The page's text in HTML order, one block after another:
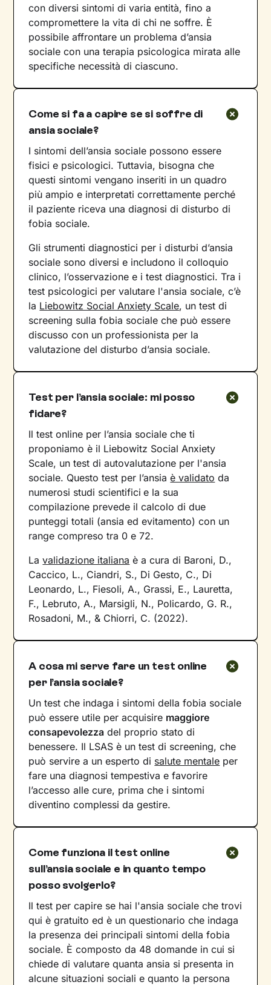
con diversi sintomi di varia entità, fino a
compromettere la vita di chi ne soffre. È
possibile affrontare un problema d’ansia
sociale con una terapia psicologica mirata alle
specifiche necessità di ciascuno.
Come si fa a capire se si soffre di
ansia sociale?
I sintomi dell’ansia sociale possono essere
fisici e psicologici. Tuttavia, bisogna che
questi sintomi vengano inseriti in un quadro
più ampio e interpretati correttamente perché
il paziente riceva una diagnosi di disturbo di
fobia sociale.
Gli strumenti diagnostici per i disturbi d’ansia
sociale sono diversi e includono il colloquio
clinico, l’osservazione e i test diagnostici. Tra i
test psicologici per valutare l'ansia sociale, c’è
la Liebowitz Social Anxiety Scale, un test di
screening sulla fobia sociale che può essere
discusso con un professionista per la
valutazione del disturbo d’ansia sociale.
Test per l’ansia sociale: mi posso
fidare?
Il test online per l’ansia sociale che ti
proponiamo è il Liebowitz Social Anxiety
Scale, un test di autovalutazione per l'ansia
sociale. Questo test per l’ansiaè validato da
numerosi studi scientifici e la sua
compilazione prevede il calcolo di due
punteggi totali (ansia ed evitamento) con un
range compreso tra 0 e 72.
Lavalidazione italiana è a cura di Baroni, D.,
Caccico, L., Ciandri, S., Di Gesto, C., Di
Leonardo, L., Fiesoli, A., Grassi, E., Lauretta,
F., Lebruto, A., Marsigli, N., Policardo, G. R.,
Rosadoni, M., & Chiorri, C. (2022).
A cosa mi serve fare un test online
per l’ansia sociale?
Un test che indaga i sintomi della fobia sociale
può essere utile per acquisire maggiore
consapevolezza del proprio stato di
benessere. Il LSAS è un test di screening, che
può servire a un esperto di salute mentale per
fare una diagnosi tempestiva e favorire
l’accesso alle cure, prima che i sintomi
diventino complessi da gestire.
Come funziona il test online
sull’ansia sociale e in quanto tempo
posso svolgerlo?
Il test per capire se hai l'ansia sociale che trovi
qui è gratuito ed è un questionario che indaga
la presenza dei principali sintomi della fobia
sociale. È composto da 48 domande in cui si
chiede di valutare quanta ansia si presenta in
alcune situazioni sociali e quanto la persona